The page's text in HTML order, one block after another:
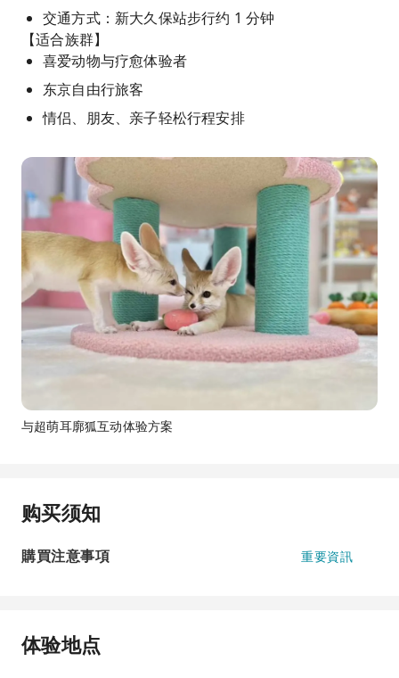
交通方式：新大久保站步行约 1 分钟
【适合族群】
喜爱动物与疗愈体验者
东京自由行旅客
情侣、朋友、亲子轻松行程安排
与超萌耳廓狐互动体验方案
购买须知
購買注意事項 重要資訊
体验地点